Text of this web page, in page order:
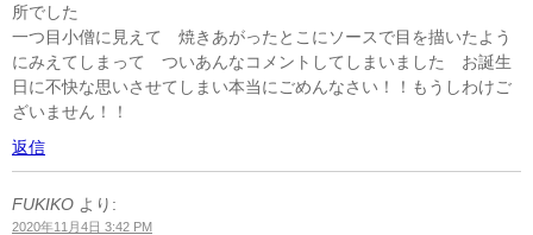
所でした
一つ目小僧に見えて 焼きあがったとこにソースで目を描いたよう
にみえてしまって ついあんなコメントしてしまいました お誕生
日に不快な思いさせてしまい本当にごめんなさい！！もうしわけご
ざいません！！
返信
FUKIKO より:
2020年11月4日 3:42 PM